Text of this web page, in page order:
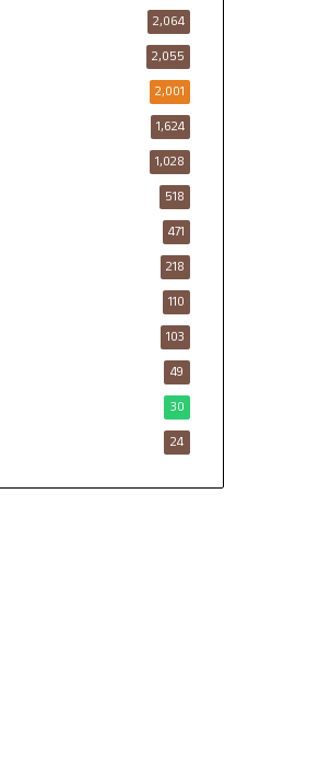
2,064
2,055
2,001
1,624
1,028
518
471
218
110
103
49
30
24